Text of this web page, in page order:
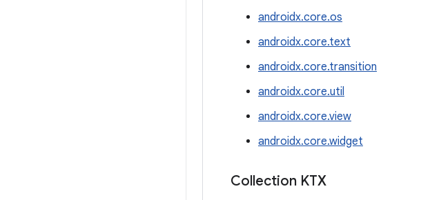
androidx.core.os
androidx.core.text
androidx.core.transition
androidx.core.util
androidx.core.view
androidx.core.widget
Collection KTX